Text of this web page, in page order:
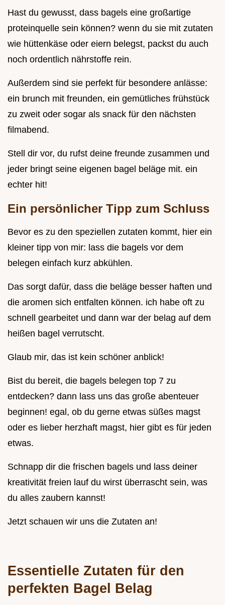
Hast du gewusst, dass bagels eine großartige
proteinquelle sein können? wenn du sie mit zutaten
wie hüttenkäse oder eiern belegst, packst du auch
noch ordentlich nährstoffe rein.
Außerdem sind sie perfekt für besondere anlässe:
ein brunch mit freunden, ein gemütliches frühstück
zu zweit oder sogar als snack für den nächsten
filmabend.
Stell dir vor, du rufst deine freunde zusammen und
jeder bringt seine eigenen bagel beläge mit. ein
echter hit!
Ein persönlicher Tipp zum Schluss
Bevor es zu den speziellen zutaten kommt, hier ein
kleiner tipp von mir: lass die bagels vor dem
belegen einfach kurz abkühlen.
Das sorgt dafür, dass die beläge besser haften und
die aromen sich entfalten können. ich habe oft zu
schnell gearbeitet und dann war der belag auf dem
heißen bagel verrutscht.
Glaub mir, das ist kein schöner anblick!
Bist du bereit, die bagels belegen top 7 zu
entdecken? dann lass uns das große abenteuer
beginnen! egal, ob du gerne etwas süßes magst
oder es lieber herzhaft magst, hier gibt es für jeden
etwas.
Schnapp dir die frischen bagels und lass deiner
kreativität freien lauf du wirst überrascht sein, was
du alles zaubern kannst!
Jetzt schauen wir uns die Zutaten an!
Essentielle Zutaten für den
perfekten Bagel Belag